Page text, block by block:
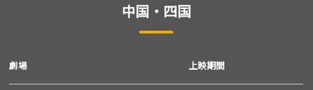
中国・四国
劇場 上映期間